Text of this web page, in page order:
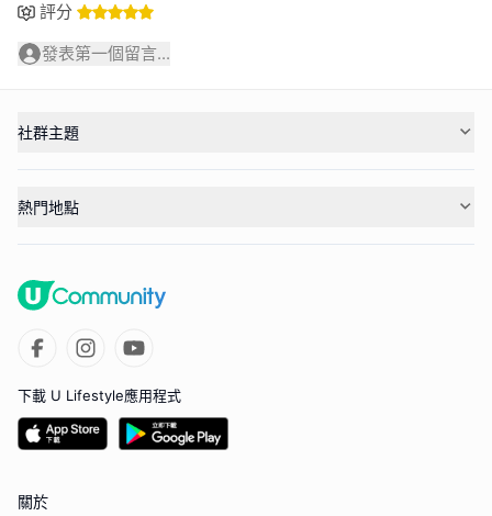
評分
發表第一個留言...
社群主題
熱門地點
下載 U Lifestyle應用程式
關於